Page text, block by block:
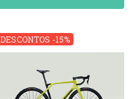
DESCONTOS -15%